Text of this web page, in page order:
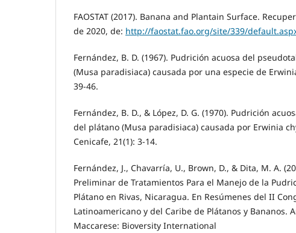
FAOSTAT (2017). Banana and Plantain Surface.
de 2020, de: http://faostat.fao.org/site/339/
Fernández, B. D. (1967). Pudrición acuosa del
(Musa paradisiaca) causada por una especie de
39-46.
Fernández, B. D., & López, D. G. (1970). Pudrición
del plátano (Musa paradisiaca) causada por Erwinia
Cenicafe, 21(1): 3-14.
Fernández, J., Chavarría, U., Brown, D., & Dita, M. A.
Preliminar de Tratamientos Para el Manejo de la
Plátano en Rivas, Nicaragua. En Resúmenes del II
Latinoamericano y del Caribe de Plátanos y Bananos.
Maccarese: Bioversity International